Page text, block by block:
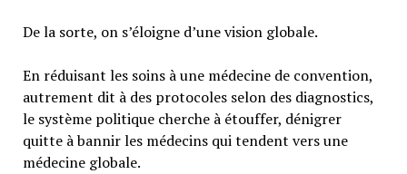
De la sorte, on s’éloigne d’une vision globale.
En réduisant les soins à une médecine de convention,
autrement dit à des protocoles selon des diagnostics,
le système politique cherche à étouffer, dénigrer
quitte à bannir les médecins qui tendent vers une
médecine globale.